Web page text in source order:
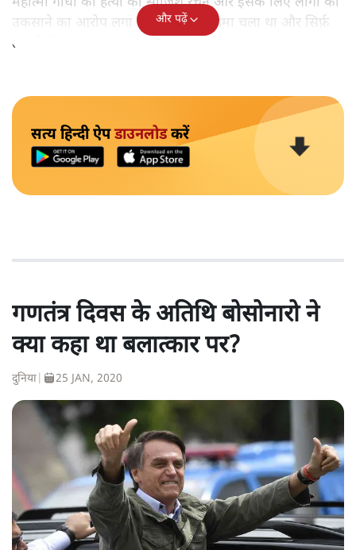
उकसाने का आरोप लगा था, उन पर मुक़दमा चला था और सिर्फ़
तकनीकी कारणों से उन्हें सज़ा नहीं हुई थी।
और पढ़ें
सत्य हिन्दी ऐपडाउनलोडकरें
गणतंत्र दिवस के अतिथि बोसोनारो ने
क्या कहा था बलात्कार पर?
दुनिया 25 JAN, 2020